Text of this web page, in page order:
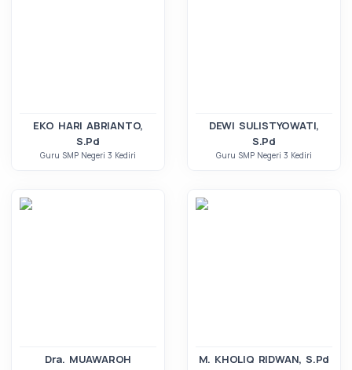
EKO HARI ABRIANTO,
S.Pd
Guru SMP Negeri 3 Kediri
DEWI SULISTYOWATI,
S.Pd
Guru SMP Negeri 3 Kediri
Dra. MUAWAROH M. KHOLIQ RIDWAN, S.Pd